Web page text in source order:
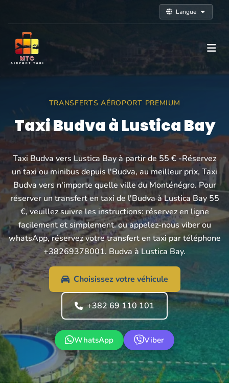
Langue
TRANSFERTS AÉROPORT PREMIUM
Taxi Budva à Lustica Bay
Taxi Budva vers Lustica Bay à partir de 55 € -Réservez
un taxi ou minibus depuis l'Budva, au meilleur prix, Taxi
Budva vers n'importe quelle ville du Monténégro. Pour
réserver un transfert en taxi de l'Budva à Lustica Bay 55
€, veuillez suivre les instructions: réservez en ligne
facilement et simplement. ou appelez-nous viber ou
whatsApp, réservez votre transfert en taxi par téléphone
+38269378001. Budva à Lustica Bay.
Choisissez votre véhicule
+382 69 110 101
WhatsApp Viber